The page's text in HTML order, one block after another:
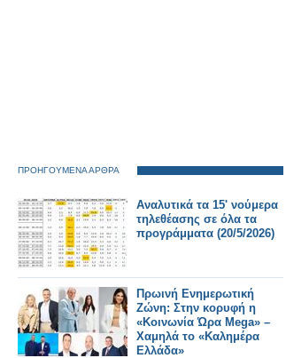
ΠΡΟΗΓΟΥΜΕΝΑ ΑΡΘΡΑ
Αναλυτικά τα 15' νούμερα
τηλεθέασης σε όλα τα
προγράμματα (20/5/2026)
Πρωινή Ενημερωτική
Ζώνη: Στην κορυφή η
«Κοινωνία Ώρα Mega» –
Χαμηλά το «Καλημέρα
Ελλάδα»